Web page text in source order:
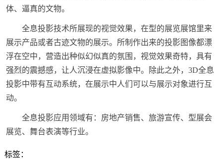
体、逼真的文物。
全息投影技术所展现的视觉效果，在型的展览展馆里来
展示产品或者古迹文物的展示。所制作出来的投影图像都漂
浮在空中，营造出种似幻似真的氛围，视觉效果奇特，具有
强烈的震撼感，让人沉浸在虚拟影像中。除此之外，3D全息
投影中带有互动系统，在展示中人们可以与展示对象进行互
动。
全息投影应用领域有：房地产销售、旅游宣传、型展会
展览、舞台表演等行业。
标签：